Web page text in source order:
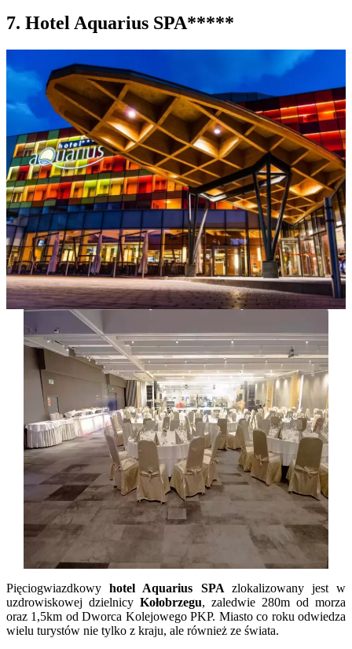
7. Hotel Aquarius SPA*****
Pięciogwiazdkowyhotel Aquarius SPA zlokalizowany jest w
uzdrowiskowej dzielnicy Kołobrzegu, zaledwie 280m od morza
oraz 1,5km od Dworca Kolejowego PKP. Miasto co roku odwiedza
wielu turystów nie tylko z kraju, ale również ze świata.